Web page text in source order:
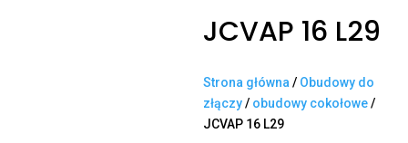
JCVAP 16 L29
Strona główna / Obudowy do
złączy/ obudowy cokołowe/
JCVAP 16 L29